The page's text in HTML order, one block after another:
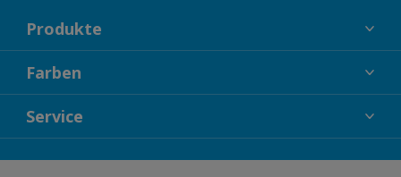
Produkte
FASSADENFARBEN
INNENFARBEN
LACKE
Farben
KOLLEKTIONEN
FARBTRENDS
FARBBERATUNG
Service